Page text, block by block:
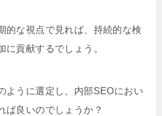
的な視点で見れば、持続的な検
に貢献するでしょう。
ように選定し、内部SEOにおい
ば良いのでしょうか？